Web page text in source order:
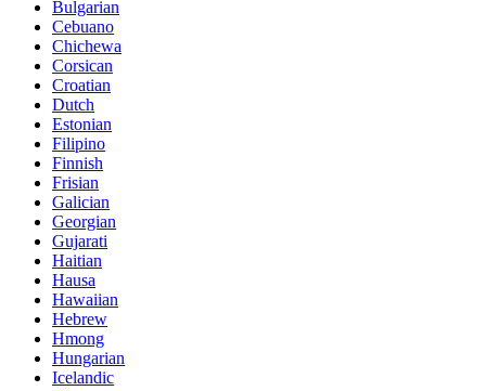
Bulgarian
Cebuano
Chichewa
Corsican
Croatian
Dutch
Estonian
Filipino
Finnish
Frisian
Galician
Georgian
Gujarati
Haitian
Hausa
Hawaiian
Hebrew
Hmong
Hungarian
Icelandic